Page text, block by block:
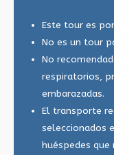
Este tour es
No es un tour
No
respiratorios,
embarazadas.
El transporte
seleccionados
huéspedes